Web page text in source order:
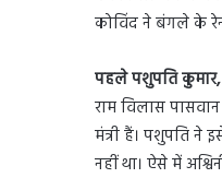
कोविंद ने बंगले के
पहले पशुपति
राम विलास
मंत्री हैं। पशुपति ने
नहीं था। ऐसे में